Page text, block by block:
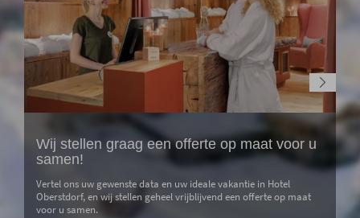
Wij stellen graag een offerte op maat voor u
samen!
Vertel ons uw gewenste data en uw ideale vakantie in Hotel
Oberstdorf, en wij stellen geheel vrijblijvend een offerte op maat
voor u samen.